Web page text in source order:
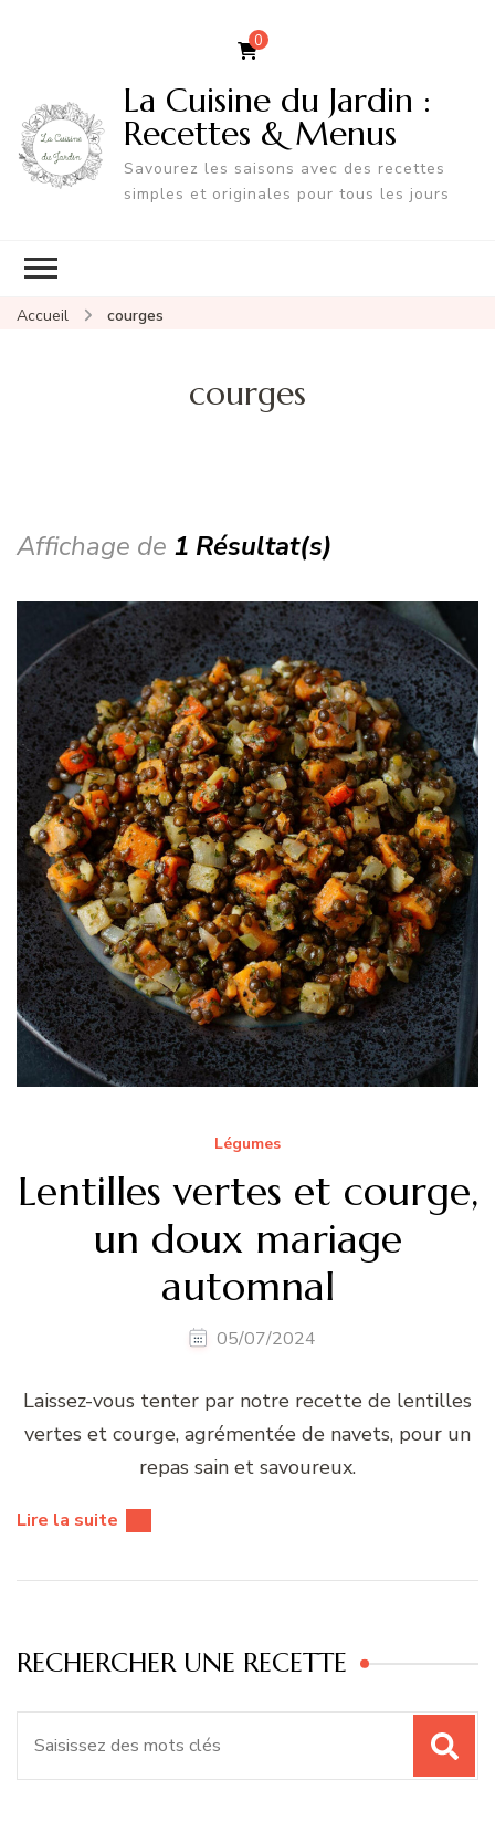
0
La Cuisine du Jardin :
Recettes & Menus
Savourez les saisons avec des recettes
simples et originales pour tous les jours
Accueil courges
courges
Affichage de 1 Résultat(s)
Légumes
Lentilles vertes et courge,
un doux mariage
automnal
05/07/2024
Laissez-vous tenter par notre recette de lentilles
vertes et courge, agrémentée de navets, pour un
repas sain et savoureux.
Lire la suite
RECHERCHER UNE RECETTE